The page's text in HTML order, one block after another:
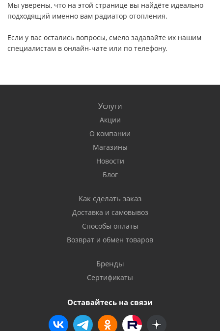
Мы уверены, что на этой странице вы найдёте идеально
подходящий именно вам радиатор отопления.
Если у вас остались вопросы, смело задавайте их нашим
специалистам в онлайн-чате или по телефону.
Услуги
Акции
О компании
Магазины
Новости
Блог
Как сделать заказ
Доставка и самовывоз
Способы оплаты
Возврат и обмен товаров
Бренды
Сертификаты
Оставайтесь на связи